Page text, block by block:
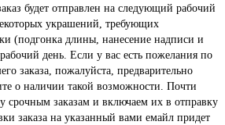
будет отправлен на следующий рабочий
украшений, требующих
(подгонка длины, нанесение надписи и
день. Если у вас есть пожелания по
заказа, пожалуйста, предварительно
о наличии такой возможности. Почти
срочным заказам и включаем их в отправку
заказа на указанный вами емайл придет